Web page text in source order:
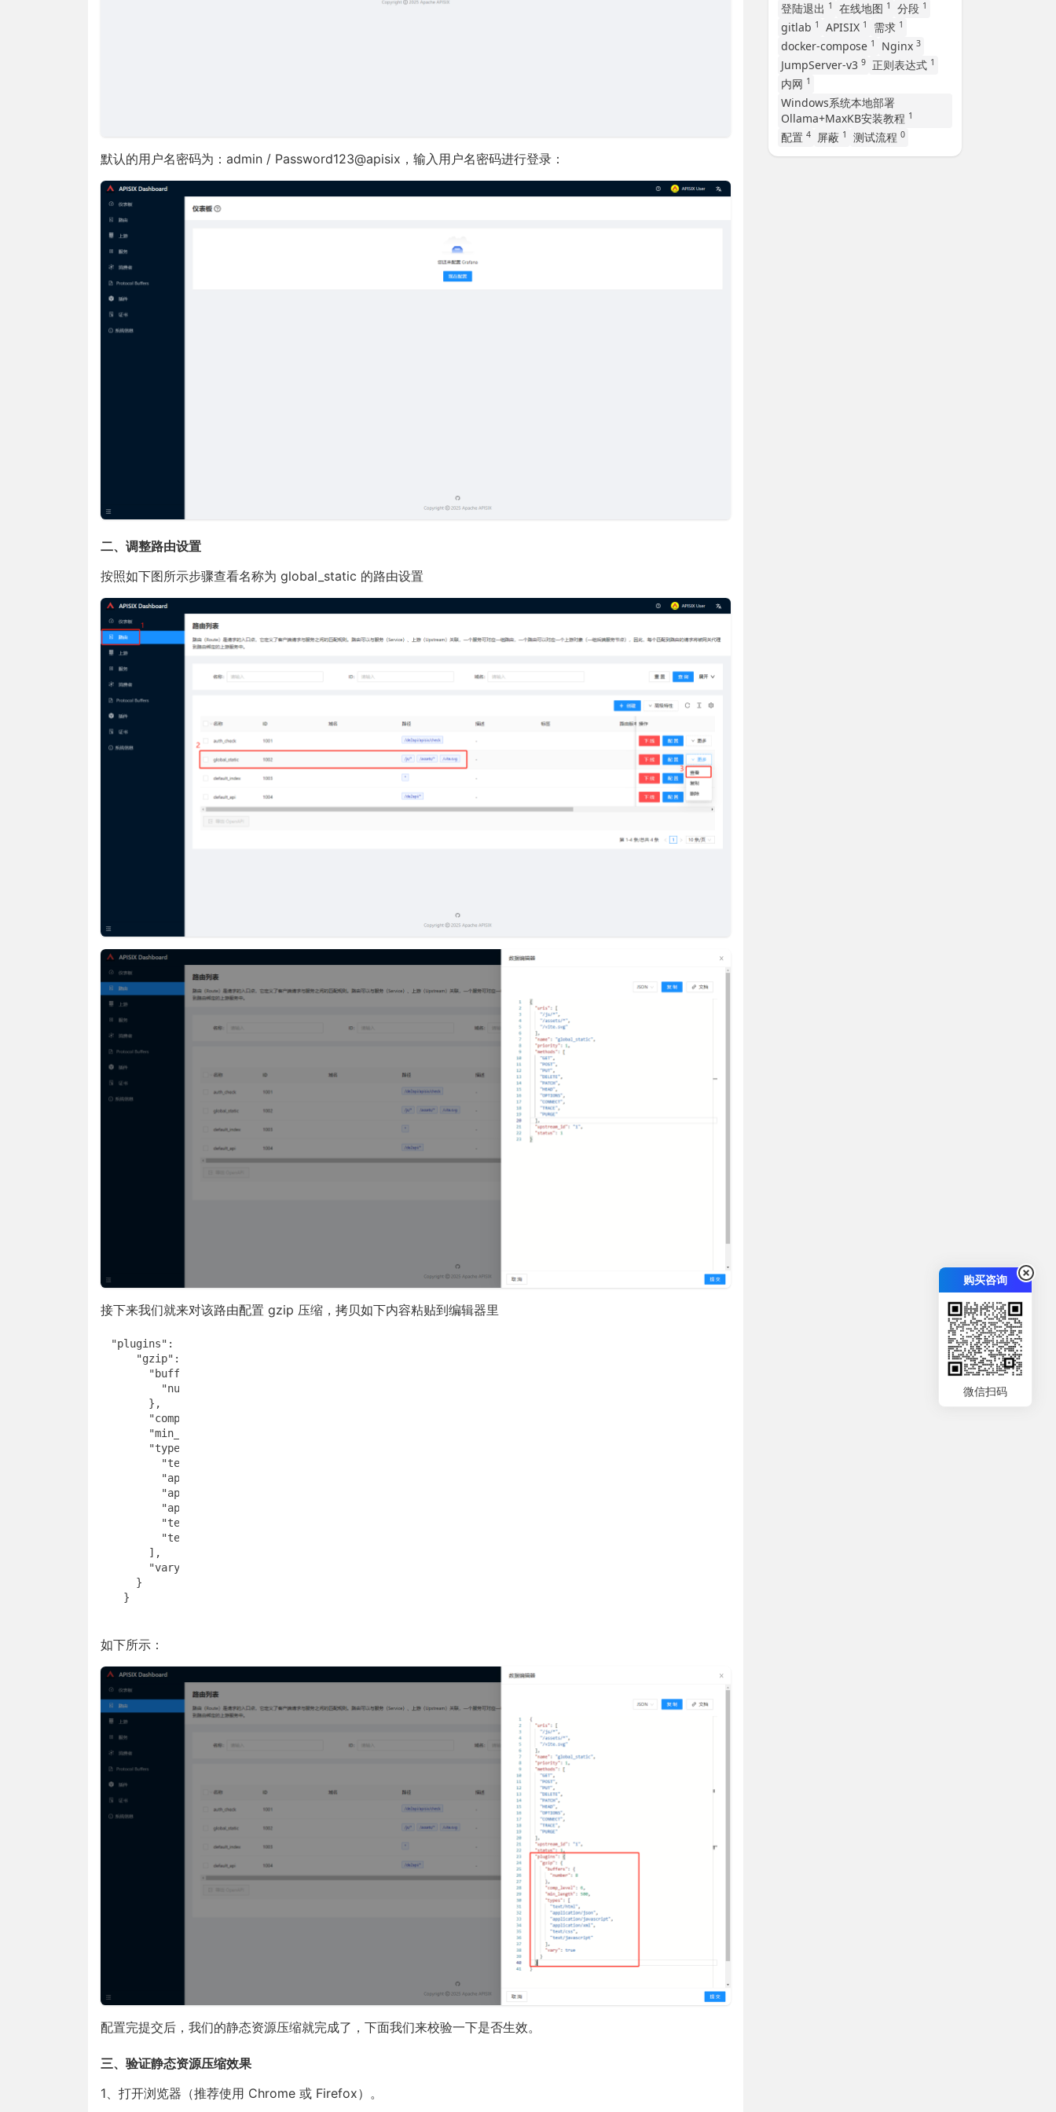
默认的用户名密码为：admin / Password123@apisix，输入用户名密码进行登录：
二、调整路由设置
按照如下图所示步骤查看名称为 global_static 的路由设置
接下来我们就来对该路由配置 gzip 压缩，拷贝如下内容粘贴到编辑器里
"plugins": {
    "gzip": {
      "buffers": {
        "number": 8
      },
      "comp_level": 6,
      "min_length": 500,
      "types": [
        "text/html",
        "application/json",
        "application/javascript",
        "application/xml",
        "text/css",
        "text/javascript"
      ],
      "vary": true
    }
  }
如下所示：
配置完提交后，我们的静态资源压缩就完成了，下面我们来校验一下是否生效。
三、验证静态资源压缩效果
1、打开浏览器（推荐使用 Chrome 或 Firefox）。
登陆退出 1 在线地图 1 分段 1
gitlab 1 APISIX 1 需求 1
docker-compose 1 Nginx 3
JumpServer-v3 9 正则表达式 1
内网 1
Windows系统本地部署
Ollama+MaxKB安装教程 1
配置 4 屏蔽 1 测试流程 0
购买咨询
微信扫码